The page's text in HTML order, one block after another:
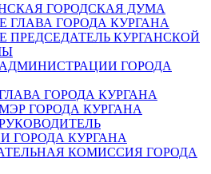
ГОРОДСКАЯ ДУМА
ГЛАВА ГОРОДА КУРГАНА
ПРЕДСЕДАТЕЛЬ КУРГАНСКОЙ
ГОРОДА
ГОРОДА КУРГАНА
ГОРОДА КУРГАНА
ГОРОДА КУРГАНА
КОМИССИЯ ГОРОДА